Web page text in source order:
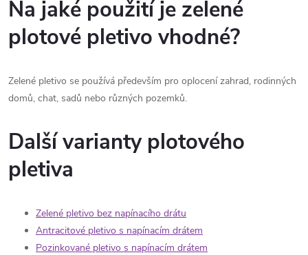
Na jaké použití je zelené
plotové pletivo vhodné?
Zelené pletivo se používá především pro oplocení zahrad, rodinných
domů, chat, sadů nebo různých pozemků.
Další varianty plotového
pletiva
Zelené pletivo bez napínacího drátu
Antracitové pletivo s napínacím drátem
Pozinkované pletivo s napínacím drátem